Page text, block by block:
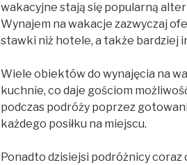
wakacyjne stają się popularną
Wynajem na wakacje zazwyczaj
stawki niż hotele, a także bardziej
Wiele obiektów do wynajęcia na
kuchnie, co daje gościom
podczas podróży poprzez
każdego posiłku na miejscu.
Ponadto dzisiejsi podróżnicy coraz